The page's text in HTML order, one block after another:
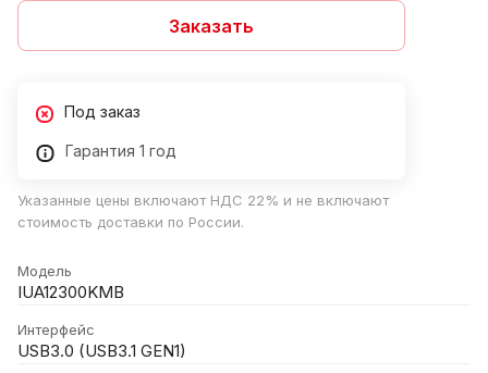
Заказать
Под заказ
Гарантия 1 год
Указанные цены включают НДС 22% и не включают
стоимость доставки по России.
Модель
IUA12300KMB
Интерфейс
USB3.0 (USB3.1 GEN1)